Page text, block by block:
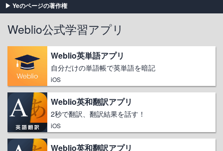
Yeのページの著作権
Weblio公式学習アプリ
Weblio英単語アプリ
自分だけの単語帳で英単語を暗記
iOS
Weblio英和翻訳アプリ
2秒で翻訳、翻訳結果を話す！
iOS
Weblio英和翻訳アプリ